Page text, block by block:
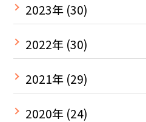
2023年 (30)
2022年 (30)
2021年 (29)
2020年 (24)